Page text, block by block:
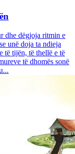
dhe dëgjoja ritmin e
unë doja ta ndieja
të tijën, të thellë e të
të dhomës sonë